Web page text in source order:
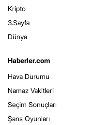
Kripto
3.Sayfa
Dünya
Haberler.com
Hava Durumu
Namaz Vakitleri
Seçim Sonuçları
Şans Oyunları